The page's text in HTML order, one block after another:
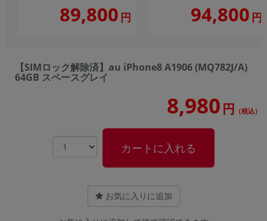
89,800 円 94,800 円
【SIMロック解除済】au iPhone8 A1906 (MQ782J/A)
64GB スペースグレイ
8,980 円 （税込）
カートに入れる
お気に入りに追加